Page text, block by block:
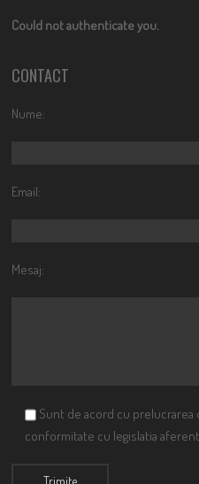
Could not authenticate you.
CONTACT
Nume:
Email:
Mesaj:
Sunt de acord cu
conformitate cu legislatia